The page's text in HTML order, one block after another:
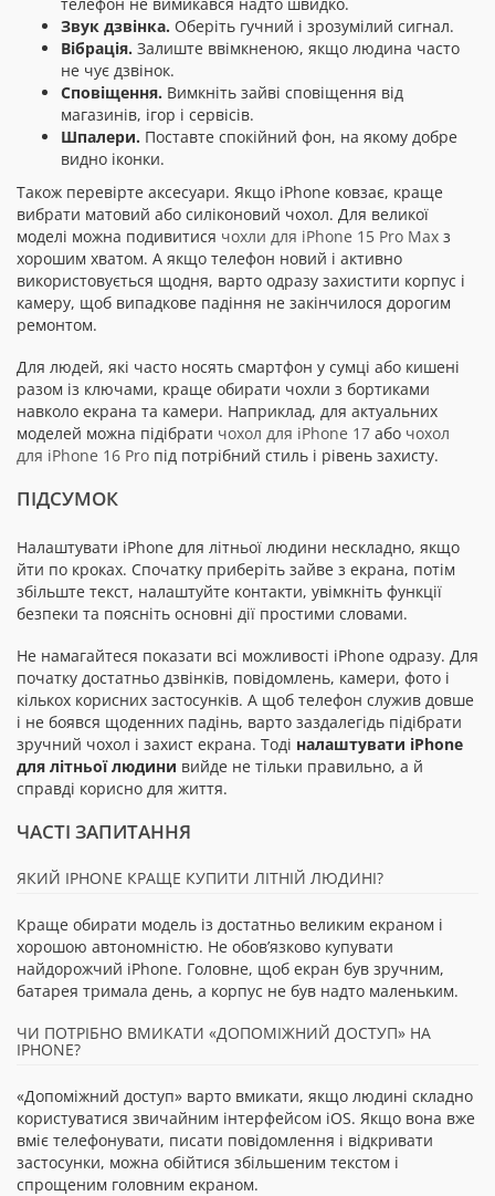
Звук дзвінка. Оберіть гучний і зрозумілий сигнал.
Вібрація. Залиште ввімкненою, якщо людина часто
не чує дзвінок.
Сповіщення. Вимкніть зайві сповіщення від
магазинів, ігор і сервісів.
Шпалери. Поставте спокійний фон, на якому добре
видно іконки.
Також перевірте аксесуари. Якщо iPhone ковзає, краще
вибрати матовий або силіконовий чохол. Для великої
моделі можна подивитися чохли для iPhone 15 Pro Max з
хорошим хватом. А якщо телефон новий і активно
використовується щодня, варто одразу захистити корпус і
камеру, щоб випадкове падіння не закінчилося дорогим
ремонтом.
Для людей, які часто носять смартфон у сумці або кишені
разом із ключами, краще обирати чохли з бортиками
навколо екрана та камери. Наприклад, для актуальних
моделей можна підібрати чохол для iPhone 17 або чохол
для iPhone 16 Pro під потрібний стиль і рівень захисту.
ПІДСУМОК
Налаштувати iPhone для літньої людини нескладно, якщо
йти по кроках. Спочатку приберіть зайве з екрана, потім
збільште текст, налаштуйте контакти, увімкніть функції
безпеки та поясніть основні дії простими словами.
Не намагайтеся показати всі можливості iPhone одразу. Для
початку достатньо дзвінків, повідомлень, камери, фото і
кількох корисних застосунків. А щоб телефон служив довше
і не боявся щоденних падінь, варто заздалегідь підібрати
зручний чохол і захист екрана. Тоді налаштувати iPhone
для літньої людини вийде не тільки правильно, а й
справді корисно для життя.
ЧАСТІ ЗАПИТАННЯ
ЯКИЙ IPHONE КРАЩЕ КУПИТИ ЛІТНІЙ ЛЮДИНІ?
Краще обирати модель із достатньо великим екраном і
хорошою автономністю. Не обов’язково купувати
найдорожчий iPhone. Головне, щоб екран був зручним,
батарея тримала день, а корпус не був надто маленьким.
ЧИ ПОТРІБНО ВМИКАТИ «ДОПОМІЖНИЙ ДОСТУП» НА
IPHONE?
«Допоміжний доступ» варто вмикати, якщо людині складно
користуватися звичайним інтерфейсом iOS. Якщо вона вже
вміє телефонувати, писати повідомлення і відкривати
застосунки, можна обійтися збільшеним текстом і
спрощеним головним екраном.